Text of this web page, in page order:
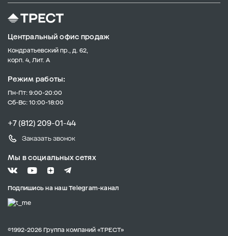
Центральный офис продаж
Кондратьевский пр., д. 62,
корп. 4, Лит. А
Режим работы:
Пн-Пт: 9:00-20:00
Сб-Вс: 10:00-18:00
+7 (812) 209-01-44
Заказать звонок
Мы в социальных сетях
Подпишись на наш Telegram-канал
©1992-2026 Группа компаний «ТРЕСТ»